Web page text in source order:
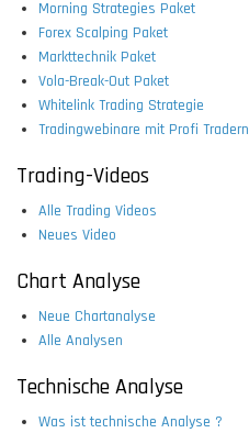
Morning Strategies Paket
Forex Scalping Paket
Markttechnik Paket
Vola-Break-Out Paket
Whitelink Trading Strategie
Tradingwebinare mit Profi Tradern
Trading-Videos
Alle Trading Videos
Neues Video
Chart Analyse
Neue Chartanalyse
Alle Analysen
Technische Analyse
Was ist technische Analyse ?